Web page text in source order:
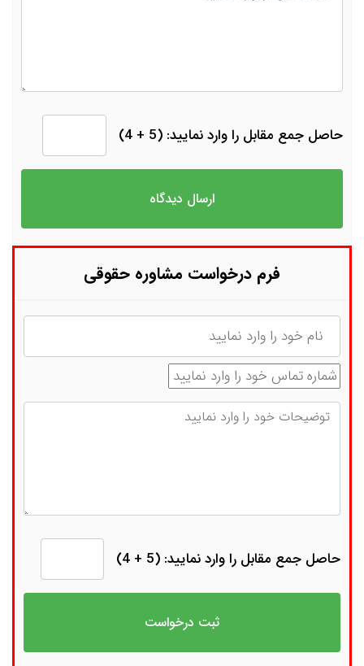
حاصل جمع مقابل را وارد نمایید: (5 + 4)
فرم درخواست مشاوره حقوقی
نام
شماره تماس
توضیحات
حاصل جمع مقابل را وارد نمایید: (5 + 4)